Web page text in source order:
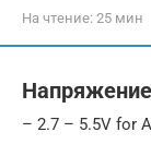
На чтение: 25 мин
Напряжение
– 2.7 – 5.5V for